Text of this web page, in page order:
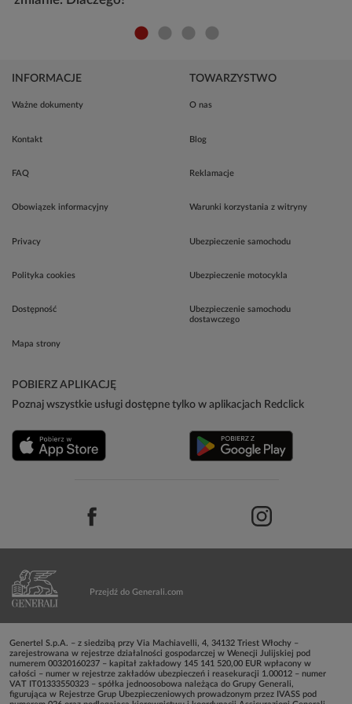
INFORMACJE
Ważne dokumenty
Kontakt
FAQ
Obowiązek informacyjny
Privacy
Polityka cookies
Dostępność
Mapa strony
TOWARZYSTWO
O nas
Blog
Reklamacje
Warunki korzystania z witryny
Ubezpieczenie samochodu
Ubezpieczenie motocykla
Ubezpieczenie samochodu
dostawczego
POBIERZ APLIKACJĘ
Poznaj wszystkie usługi dostępne tylko w aplikacjach Redclick
Przejdź do Generali.com
Genertel S.p.A. – z siedzibą przy Via Machiavelli, 4, 34132 Triest Włochy –
zarejestrowana w rejestrze działalności gospodarczej w Wenecji Julijskiej pod
numerem 00320160237 – kapitał zakładowy 145 141 520,00 EUR wpłacony w
całości – numer w rejestrze zakładów ubezpieczeń i reasekuracji 1.00012 – numer
VAT IT01333550323 – spółka jednoosobowa należąca do Grupy Generali,
figurująca w Rejestrze Grup Ubezpieczeniowych prowadzonym przez IVASS pod